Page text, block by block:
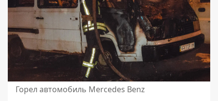
Горел автомобиль Mercedes Benz